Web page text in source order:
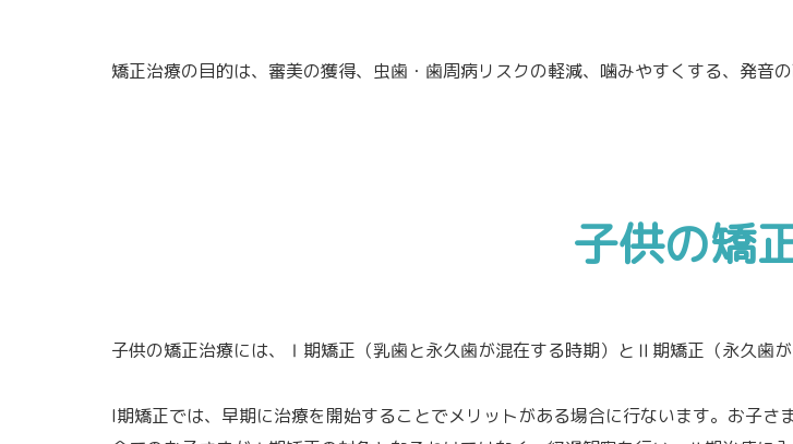
矯正治療の目的は、審美の獲得、虫歯・歯周病リスクの軽減、噛みやすくする、発音
子供の矯
子供の矯正治療には、Ⅰ期矯正（乳歯と永久歯が混在する時期）とⅡ期矯正（永久歯が
I期矯正では、早期に治療を開始することでメリットがある場合に行ないます。お子さ